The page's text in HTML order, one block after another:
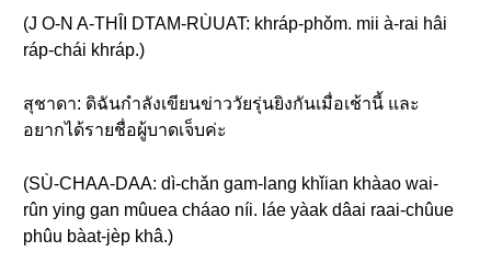
(J O-N A-THÎI DTAM-RÙUAT: khráp-phǒm. mii à-rai hâi
ráp-chái khráp.)
สุชาดา: ดิฉันกำลังเขียนข่าววัยรุ่นยิงกันเมื่อเช้านี้ และ
อยากได้รายชื่อผู้บาดเจ็บค่ะ
(SÙ-CHAA-DAA: dì-chǎn gam-lang khǐian khàao wai-
rûn ying gan mûuea cháao níi. láe yàak dâai raai-chûue
phûu bàat-jèp khâ.)